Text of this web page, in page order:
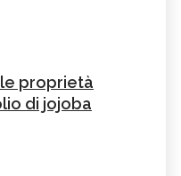
proprietà
di jojoba